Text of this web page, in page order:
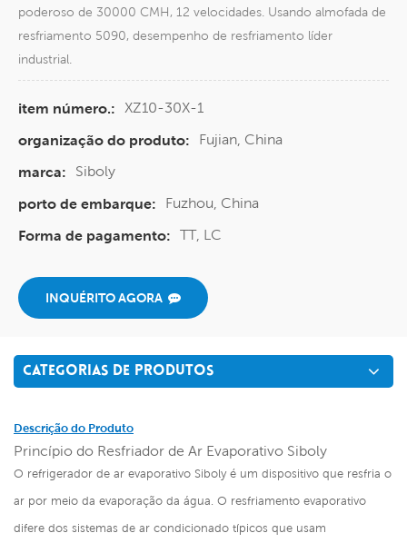
poderoso de 30000 CMH, 12 velocidades. Usando almofada de
resfriamento 5090, desempenho de resfriamento líder
industrial.
item número.: XZ10-30X-1
organização do produto:
Fujian, China
marca:
Siboly
porto de embarque:
Fuzhou, China
Forma de pagamento: TT, LC
INQUÉRITO AGORA
CATEGORIAS DE PRODUTOS
Descrição do Produto
Princípio do Resfriador de Ar Evaporativo Siboly
O refrigerador de ar evaporativo Siboly é um dispositivo que resfria o
ar por meio da evaporação da água. O resfriamento evaporativo
difere dos sistemas de ar condicionado típicos que usam